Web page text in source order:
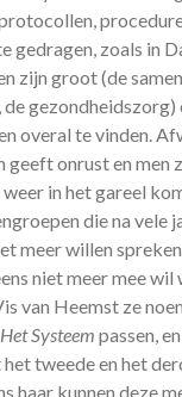
gedragen, zoals in
zijn groot (de
gezondheidszorg)
overal te vinden.
geeft onrust en men
in het gareel
die na vele
meer willen
niet meer mee
van Heemst ze
Het Systeem passen,
tweede en het
haar kunnen deze